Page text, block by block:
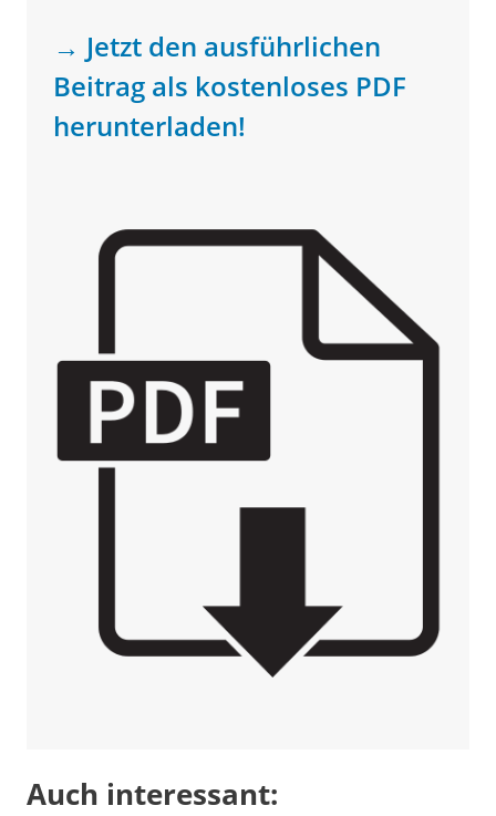
→ Jetzt den ausführlichen
Beitrag als kostenloses PDF
herunterladen!
Auch interessant: